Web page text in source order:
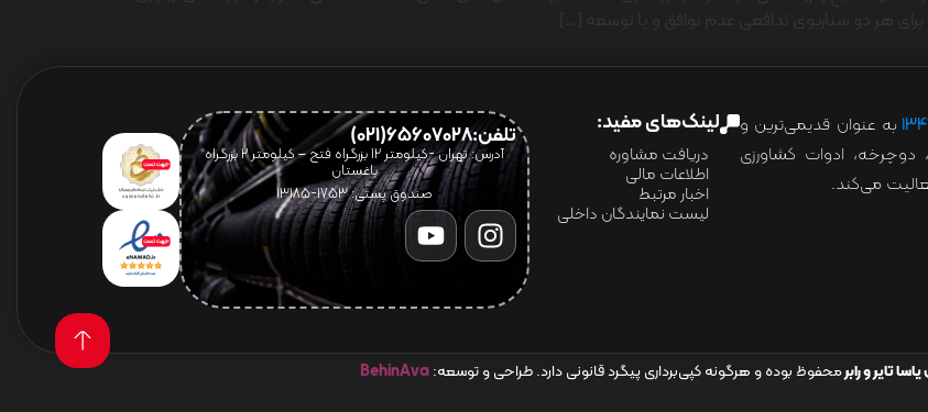
به عنوان قدیمی‌ترین و
دوچرخه، ادوات کشاورزی
می‌کند.
لینک‌های مفید:
دریافت مشاوره
اطلاعات مالی
اخبار مرتبط
لیست نمایندگان داخلی
تلفن:65607028(021)
آدرس: تهران -کیلومتر 12 بزرگراه فتح – کیلومتر ۲ بزرگراه
باغستان
صندوق پستی: 1753-13185
تایر و رابرمحفوظ بوده و هرگونه کپی‌برداری پیگرد قانونی دارد. طراحی و توسعه:BehinAva